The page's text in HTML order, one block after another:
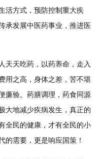
活方式，预防控制重大疾
承发展中医药事业，推进医
天吃药，以药养命，走入
用之高，身体之差，苦不堪
廉验。药膳调理，药食同源
大地减少疾病发生，真正的
全民的健康，才有全民的小
的需要，更是响应国策！